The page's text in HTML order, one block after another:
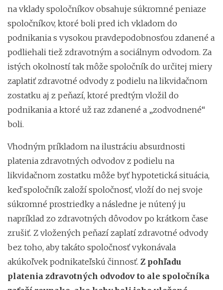
na vklady spoločníkov obsahuje súkromné peniaze
spoločníkov, ktoré boli pred ich vkladom do
podnikania s vysokou pravdepodobnosťou zdanené a
podliehali tiež zdravotným a sociálnym odvodom. Za
istých okolností tak môže spoločník do určitej miery
zaplatiť zdravotné odvody z podielu na likvidačnom
zostatku aj z peňazí, ktoré predtým vložil do
podnikania a ktoré už raz zdanené a „zodvodnené“
boli.
Vhodným príkladom na ilustráciu absurdnosti
platenia zdravotných odvodov z podielu na
likvidačnom zostatku môže byť hypotetická situácia,
keď spoločník založí spoločnosť, vloží do nej svoje
súkromné prostriedky a následne je nútený ju
napríklad zo zdravotných dôvodov po krátkom čase
zrušiť. Z vložených peňazí zaplatí zdravotné odvody
bez toho, aby takáto spoločnosť vykonávala
akúkoľvek podnikateľskú činnosť. Z pohľadu
platenia zdravotných odvodov to ale spoločníka